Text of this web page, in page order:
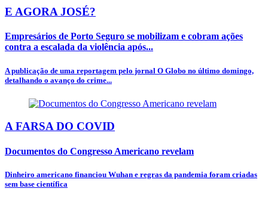
E AGORA JOSÉ?
Empresários de Porto Seguro se mobilizam e cobram ações
contra a escalada da violência após...
A publicação de uma reportagem pelo jornal O Globo no último domingo,
detalhando o avanço do crime...
A FARSA DO COVID
Documentos do Congresso Americano revelam
Dinheiro americano financiou Wuhan e regras da pandemia foram criadas
sem base científica